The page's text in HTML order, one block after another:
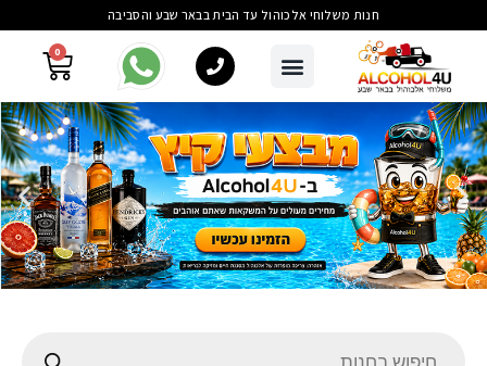
חנות משלוחי אלכוהול עד הבית בבאר שבע והסביבה
0